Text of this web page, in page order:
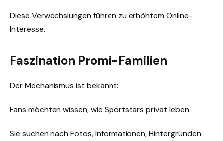
Diese Verwechslungen führen zu erhöhtem Online-
Interesse.
Faszination Promi-Familien
Der Mechanismus ist bekannt:
Fans möchten wissen, wie Sportstars privat leben.
Sie suchen nach Fotos, Informationen, Hintergründen.